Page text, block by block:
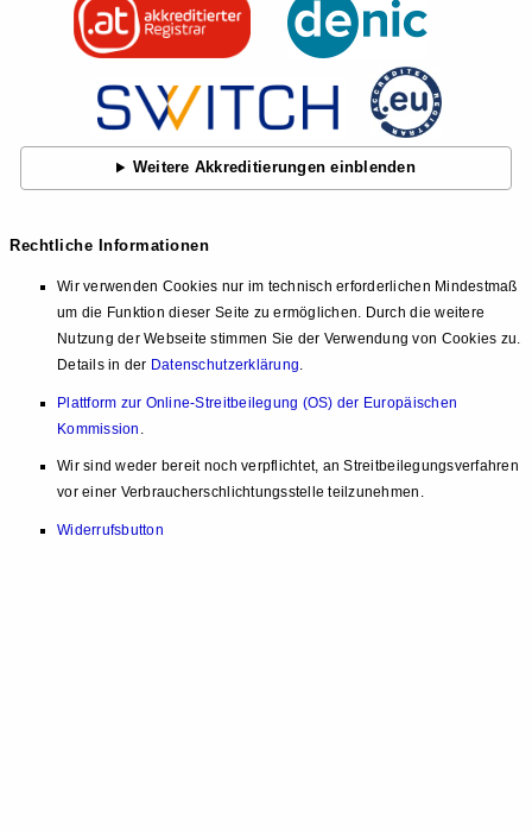
Weitere Akkreditierungen einblenden
Rechtliche Informationen
Wir verwenden Cookies nur im technisch erforderlichen Mindestmaß
um die Funktion dieser Seite zu ermöglichen. Durch die weitere
Nutzung der Webseite stimmen Sie der Verwendung von Cookies zu.
Details in der Datenschutzerklärung.
Plattform zur Online-Streitbeilegung (OS) der Europäischen
Kommission
Wir sind weder bereit noch verpflichtet, an Streitbeilegungsverfahren
vor einer Verbraucherschlichtungsstelle teilzunehmen.
Widerrufsbutton